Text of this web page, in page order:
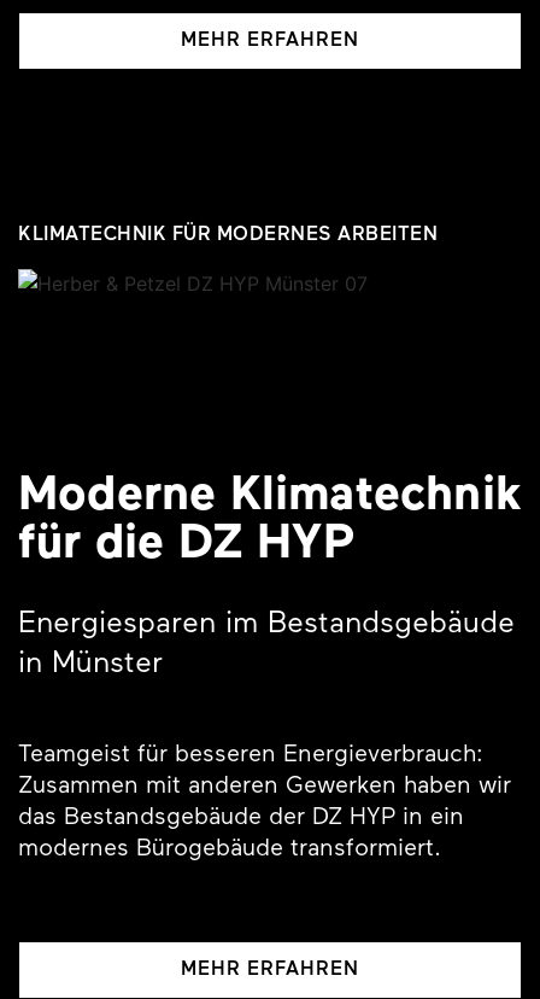
MEHR ERFAHREN
KLIMATECHNIK FÜR MODERNES ARBEITEN
Moderne Klimatechnik
für die DZ HYP
Energiesparen im Bestandsgebäude
in Münster
Teamgeist für besseren Energieverbrauch:
Zusammen mit anderen Gewerken haben wir
das Bestandsgebäude der DZ HYP in ein
modernes Bürogebäude transformiert.
MEHR ERFAHREN